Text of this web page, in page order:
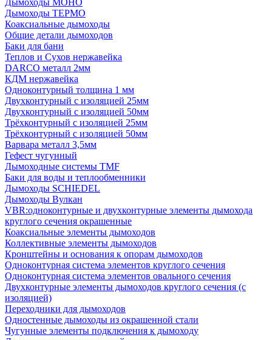
Дымоходы МОНО
Дымоходы ТЕРМО
Коаксиальные дымоходы
Общие детали дымоходов
Баки для бани
Теплов и Сухов нержавейка
DARCO металл 2мм
КДМ нержавейка
Одноконтурный толщина 1 мм
Двухконтурный с изоляцией 25мм
Двухконтурный с изоляцией 50мм
Трёхконтурный с изоляцией 25мм
Трёхконтурный с изоляцией 50мм
Варвара металл 3,5мм
Гефест чугунный
Дымоходные системы TMF
Баки для воды и теплообменники
Дымоходы SCHIEDEL
Дымоходы Вулкан
VBR:одноконтурные и двухконтурные элементы дымохода
круглого сечения окрашенные
Коаксиальные элементы дымоходов
Коллективные элементы дымоходов
Кронштейны и основания к опорам дымоходов
Одноконтурная система элементов круглого сечения
Одноконтурная система элементов овального сечения
Двухконтурные элементы дымоходов круглого сечения (с
изоляцией)
Переходники для дымоходов
Одностенные дымоходы из окрашенной стали
Чугунные элементы подключения к дымоходу